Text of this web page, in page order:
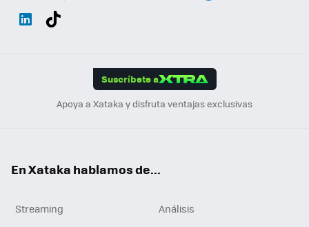
Suscríbete a
Apoya a Xataka y disfruta ventajas exclusivas
En Xataka hablamos de...
Streaming
Análisis